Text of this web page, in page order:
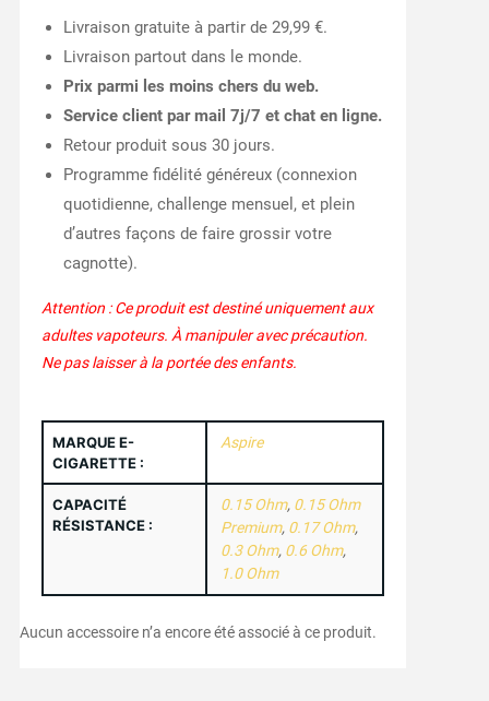
Livraison gratuite à partir de 29,99 €.
Livraison partout dans le monde.
Prix parmi les moins chers du web.
Service client par mail 7j/7 et chat en ligne.
Retour produit sous 30 jours.
Programme fidélité généreux (connexion
quotidienne, challenge mensuel, et plein
d’autres façons de faire grossir votre
cagnotte).
Attention : Ce produit est destiné uniquement aux
adultes vapoteurs. À manipuler avec précaution.
Ne pas laisser à la portée des enfants.
MARQUE E-
CIGARETTE :
Aspire
CAPACITÉ
RÉSISTANCE :
0.15 Ohm, 0.15 Ohm
Premium, 0.17 Ohm,
0.3 Ohm, 0.6 Ohm,
1.0 Ohm
Aucun accessoire n’a encore été associé à ce produit.